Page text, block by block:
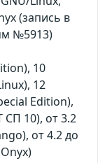
(запись в
№5913)
10
12
Edition),
СП 10), от 3.2
от 4.2 до